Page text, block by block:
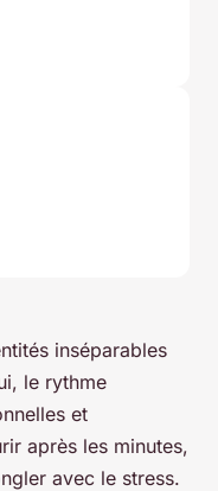
inséparables
le rythme
et
après les minutes,
avec le stress.